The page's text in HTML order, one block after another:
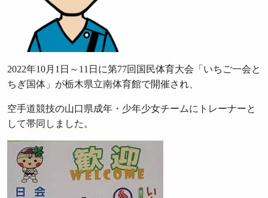
2022年10月1日～11日に第77回国民体育大会「いちご一会と
ちぎ国体」が栃木県立南体育館で開催され、
空手道競技の山口県成年・少年少女チームにトレーナーと
して帯同しました。